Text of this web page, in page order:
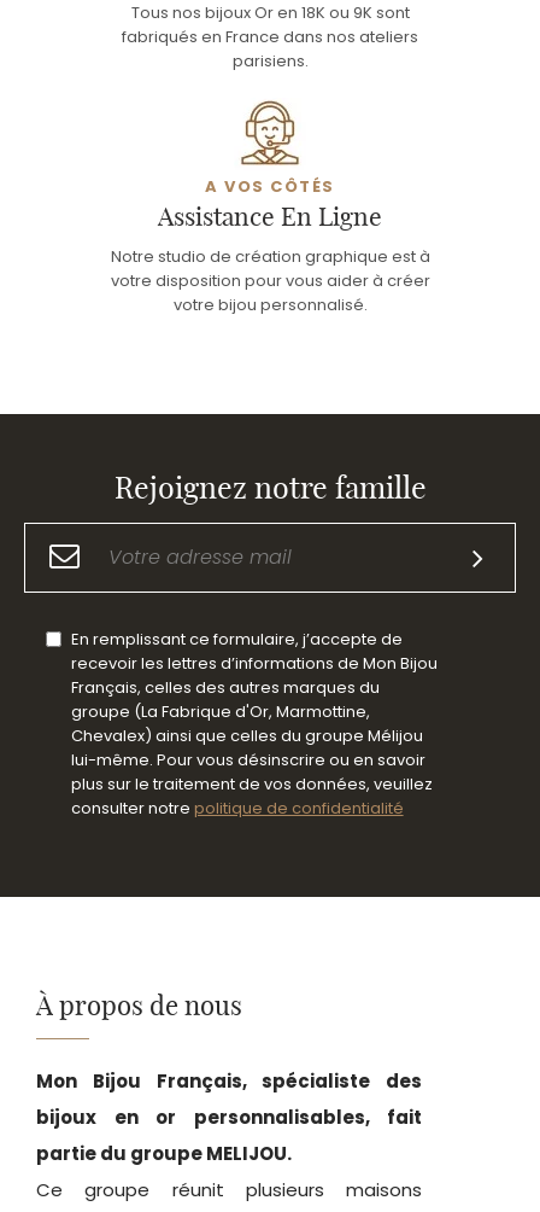
Tous nos bijoux Or en 18K ou 9K sont
fabriqués en France dans nos ateliers
parisiens.
A VOS CÔTÉS
Assistance En Ligne
Notre studio de création graphique est à
votre disposition pour vous aider à créer
votre bijou personnalisé.
Rejoignez notre famille
En remplissant ce formulaire, j’accepte de
recevoir les lettres d’informations de Mon Bijou
Français, celles des autres marques du
groupe (La Fabrique d'Or, Marmottine,
Chevalex) ainsi que celles du groupe Mélijou
lui-même. Pour vous désinscrire ou en savoir
plus sur le traitement de vos données, veuillez
consulter notre politique de confidentialité
À propos de nous
Mon Bijou Français, spécialiste des
bijoux en or personnalisables, fait
partie du groupe MELIJOU.
Ce groupe réunit plusieurs maisons